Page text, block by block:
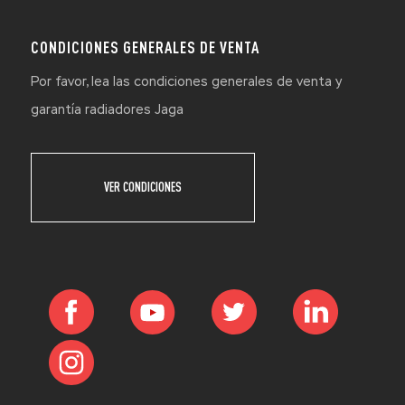
CONDICIONES GENERALES DE VENTA
Por favor, lea las condiciones generales de venta y
garantía radiadores Jaga
VER CONDICIONES